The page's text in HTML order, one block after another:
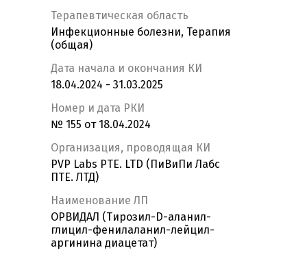
Терапевтическая область
Инфекционные болезни, Терапия
(общая)
Дата начала и окончания КИ
18.04.2024 - 31.03.2025
Номер и дата РКИ
№ 155 от 18.04.2024
Организация, проводящая КИ
PVP Labs PTE. LTD (ПиВиПи Лабс
ПТЕ. ЛТД)
Наименование ЛП
ОРВИДАЛ (Тирозил-D-аланил-
глицил-фенилаланил-лейцил-
аргинина диацетат)